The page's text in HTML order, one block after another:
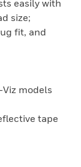
easily with
size;
fit, and
models
tape